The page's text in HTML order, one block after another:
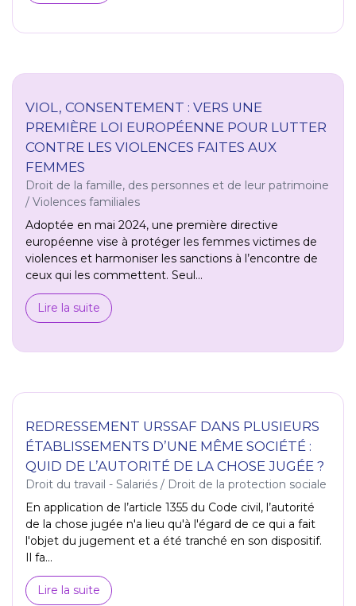
VIOL, CONSENTEMENT : VERS UNE
PREMIÈRE LOI EUROPÉENNE POUR LUTTER
CONTRE LES VIOLENCES FAITES AUX
FEMMES
Droit de la famille, des personnes et de leur patrimoine
/ Violences familiales
Adoptée en mai 2024, une première directive
européenne vise à protéger les femmes victimes de
violences et harmoniser les sanctions à l’encontre de
ceux qui les commettent. Seul...
Lire la suite
REDRESSEMENT URSSAF DANS PLUSIEURS
ÉTABLISSEMENTS D’UNE MÊME SOCIÉTÉ :
QUID DE L’AUTORITÉ DE LA CHOSE JUGÉE ?
Droit du travail - Salariés / Droit de la protection sociale
En application de l’article 1355 du Code civil, l’autorité
de la chose jugée n'a lieu qu'à l'égard de ce qui a fait
l'objet du jugement et a été tranché en son dispositif.
Il fa...
Lire la suite